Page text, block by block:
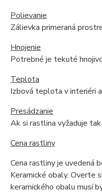
Polievanie
Zálievka primeraná
Hnojenie
Potrebné je tekuté
Teplota
Izbová teplota v interiéri
Presádzanie
Ak si rastlina vyžaduje
Cena rastliny
Cena rastliny je uvedená
Keramické obaly. Overte
keramického obalu musí